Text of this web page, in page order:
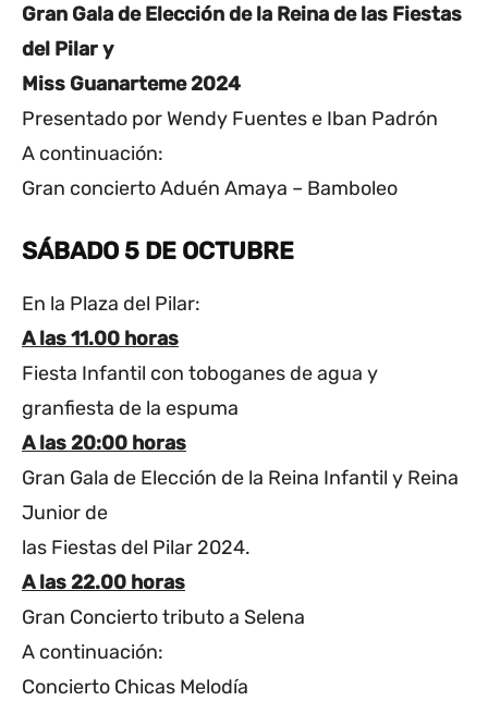
Gran Gala de Elección de la Reina de las Fiestas
del Pilar y
Miss Guanarteme 2024
Presentado por Wendy Fuentes e Iban Padrón
A continuación:
Gran concierto Aduén Amaya – Bamboleo
SÁBADO 5 DE OCTUBRE
En la Plaza del Pilar:
A las 11.00 horas
Fiesta Infantil con toboganes de agua y
granfiesta de la espuma
A las 20:00 horas
Gran Gala de Elección de la Reina Infantil y Reina
Junior de
las Fiestas del Pilar 2024.
A las 22.00 horas
Gran Concierto tributo a Selena
A continuación:
Concierto Chicas Melodía